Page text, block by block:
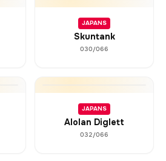
JAPANS
Skuntank
030/066
JAPANS
Alolan Diglett
032/066